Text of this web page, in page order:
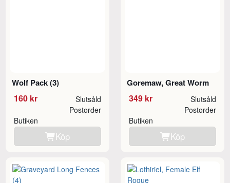
Wolf Pack (3)
160 kr Slutsåld
Butiken
Postorder
Köp
Goremaw, Great Worm
349 kr Slutsåld
Butiken
Postorder
Köp